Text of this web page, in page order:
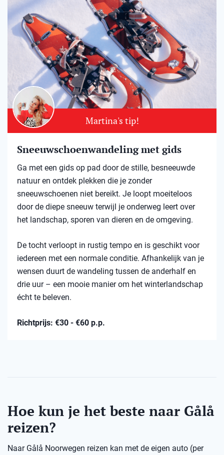
Martina's tip!
Sneeuwschoenwandeling met gids
Ga met een gids op pad door de stille, besneeuwde
natuur en ontdek plekken die je zonder
sneeuwschoenen niet bereikt. Je loopt moeiteloos
door de diepe sneeuw terwijl je onderweg leert over
het landschap, sporen van dieren en de omgeving.
De tocht verloopt in rustig tempo en is geschikt voor
iedereen met een normale conditie. Afhankelijk van je
wensen duurt de wandeling tussen de anderhalf en
drie uur – een mooie manier om het winterlandschap
écht te beleven.
Richtprijs: €30 - €60 p.p.
Hoe kun je het beste naar Gålå
reizen?
Naar Gålå Noorwegen reizen kan met de eigen auto (per